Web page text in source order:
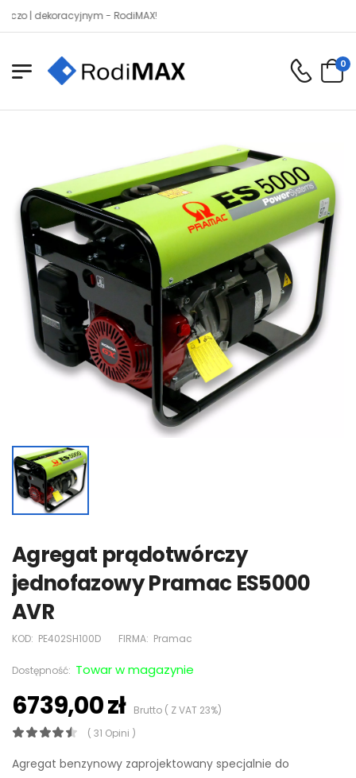
- RodiMAX!
0
Agregat prądotwórczy
jednofazowy Pramac ES5000
AVR
KOD: PE402SH100D FIRMA: Pramac
Dostępność: Towar w magazynie
6739,00 złBrutto ( Z VAT 23%)
( 31 Opini )
Agregat benzynowy zaprojektowany specjalnie do